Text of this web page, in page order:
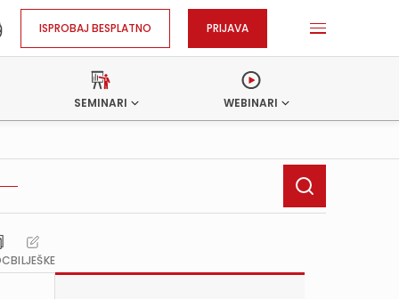
ISPROBAJ BESPLATNO PRIJAVA
SEMINARI WEBINARI
BILJEŠKE